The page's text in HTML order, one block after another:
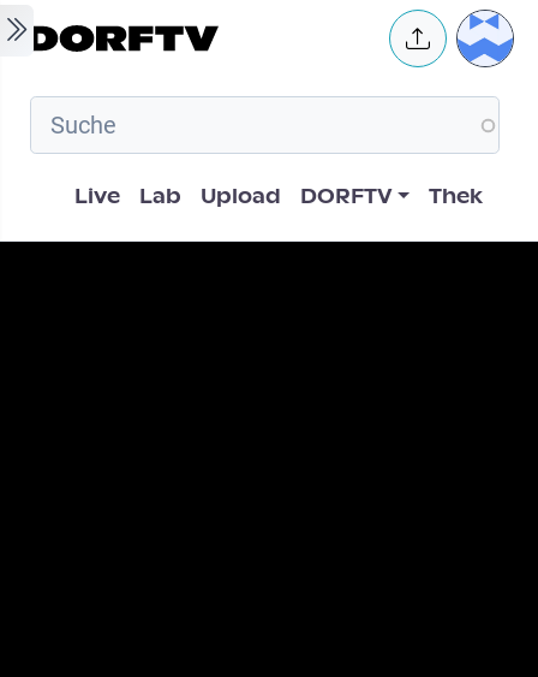
Skip to main content User
Hauptnavigation
Live Lab Upload DORFTV Thek